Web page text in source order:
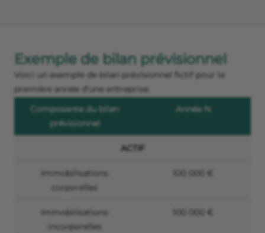
Exemple de bilan prévisionnel
Voici un exemple de bilan prévisionnel fictif pour la
première année d'une entreprise.
Composante du bilan
prévisionnel
Année N
ACTIF
Immobilisations
corporelles
100 000 €
Immobilisations
incorporelles
100 000 €